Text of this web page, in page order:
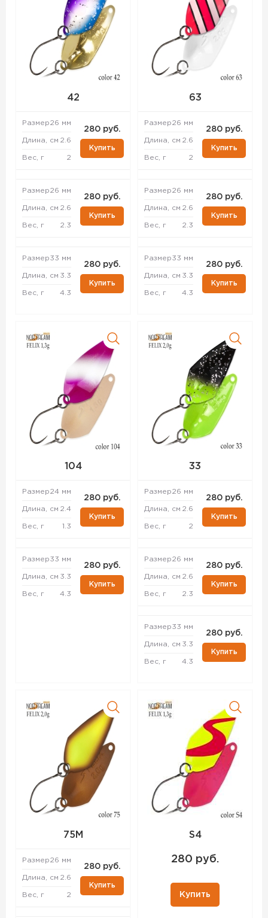
42
Размер26 мм
Длина, см 2.6
Вес, г 2
280 руб.
Купить
Размер26 мм
Длина, см 2.6
Вес, г 2.3
280 руб.
Купить
Размер33 мм
Длина, см 3.3
Вес, г 4.3
280 руб.
Купить
63
Размер26 мм
Длина, см 2.6
Вес, г 2
280 руб.
Купить
Размер26 мм
Длина, см 2.6
Вес, г 2.3
280 руб.
Купить
Размер33 мм
Длина, см 3.3
Вес, г 4.3
280 руб.
Купить
104
Размер24 мм
Длина, см 2.4
Вес, г 1.3
280 руб.
Купить
Размер33 мм
Длина, см 3.3
Вес, г 4.3
280 руб.
Купить
33
Размер26 мм
Длина, см 2.6
Вес, г 2
280 руб.
Купить
Размер26 мм
Длина, см 2.6
Вес, г 2.3
280 руб.
Купить
Размер33 мм
Длина, см 3.3
Вес, г 4.3
280 руб.
Купить
75M
Размер26 мм
Длина, см 2.6
Вес, г 2
280 руб.
Купить
S4
280 руб.
Купить